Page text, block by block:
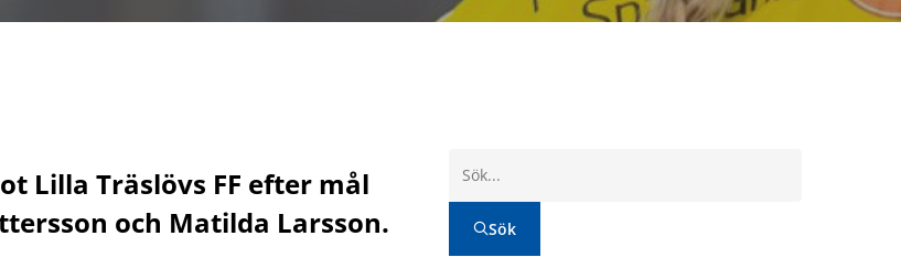
Lilla Träslövs FF efter mål
och Matilda Larsson.
Sök